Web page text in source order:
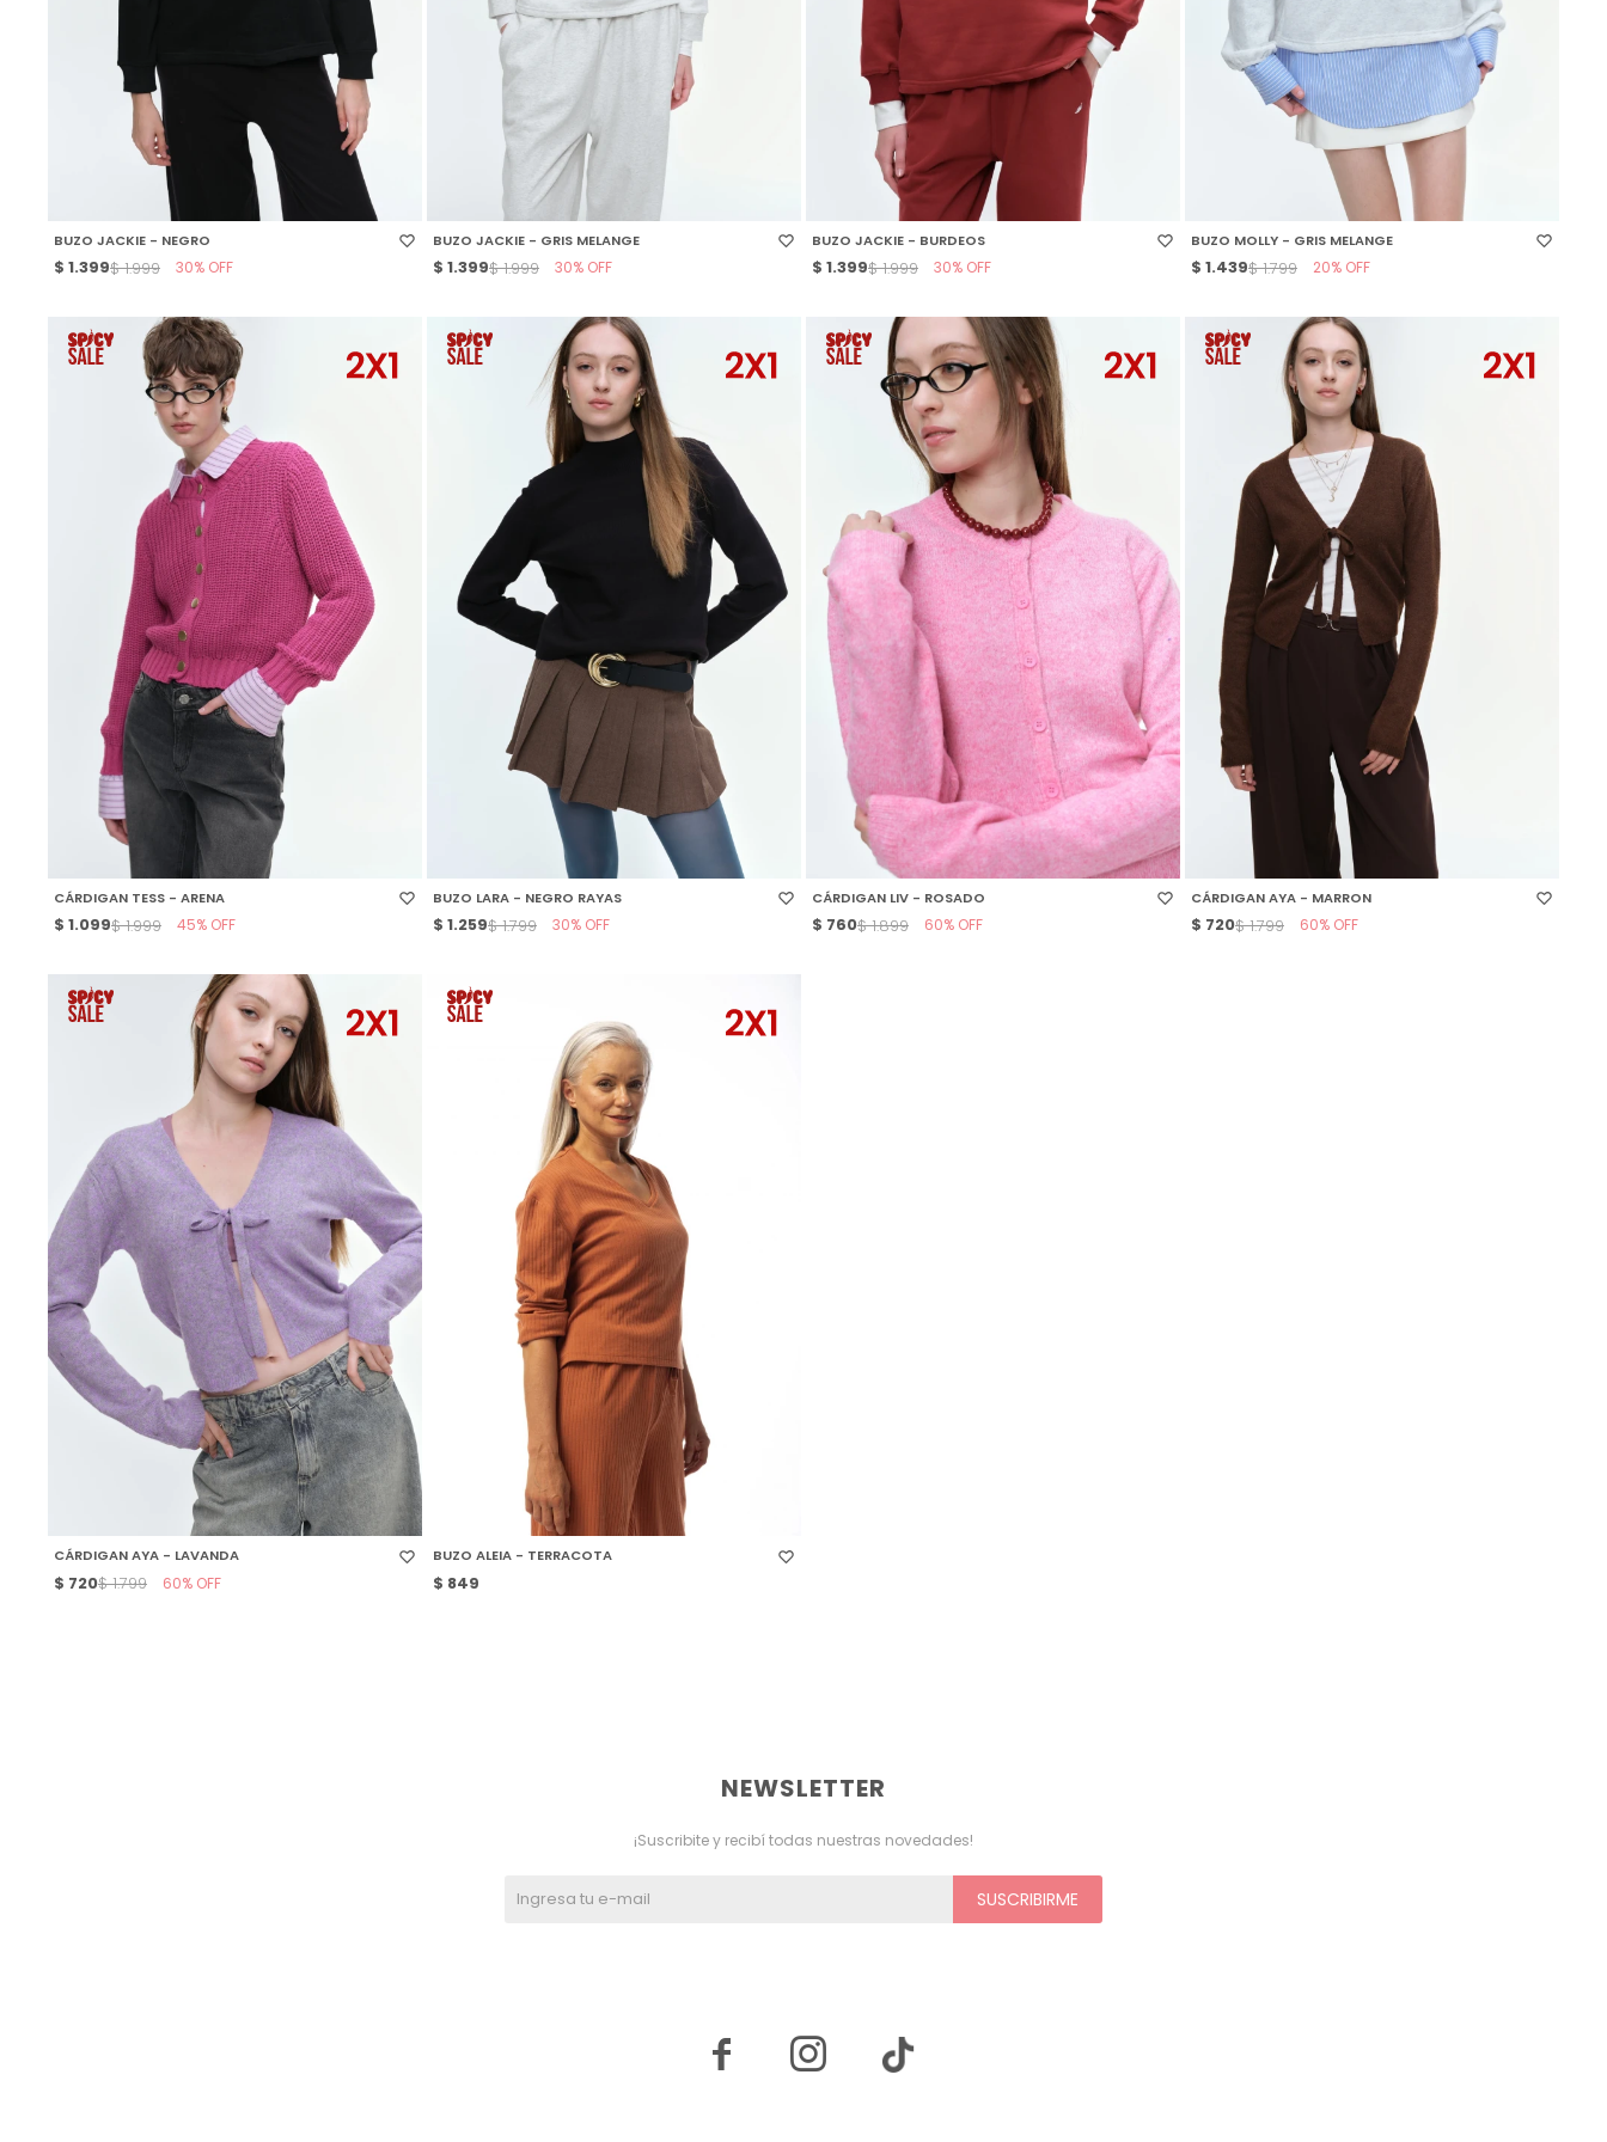
SELECCIONAR TALLE
BUZO JACKIE - NEGRO
$ 1.399$ 1.999 30
SELECCIONAR TALLE
BUZO JACKIE - GRIS MELANGE
$ 1.399$ 1.999 30
SELECCIONAR TALLE
BUZO JACKIE - BURDEOS
$ 1.399$ 1.999 30
BUZO MOLLY - GRIS MELANGE
$ 1.439$ 1.799 20
SELECCIONAR TALLE
CÁRDIGAN TESS - ARENA
$ 1.099$ 1.999 45
SELECCIONAR TALLE
BUZO LARA - NEGRO RAYAS
$ 1.259$ 1.799 30
SELECCIONAR TALLE
CÁRDIGAN LIV - ROSADO
$ 760$ 1.899 60
SELECCIONAR TALLE
CÁRDIGAN AYA - MARRON
$ 720$ 1.799 60
CÁRDIGAN AYA - LAVANDA
$ 720$ 1.799 60
SELECCIONAR TALLE
BUZO ALEIA - TERRACOTA
$ 849
NEWSLETTER
¡Suscribite y recibí todas nuestras novedades!
SUSCRIBIRME
 